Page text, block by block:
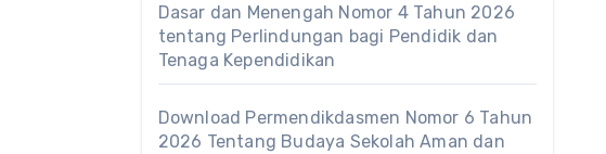
Dasar dan Menengah Nomor 4 Tahun 2026
tentang Perlindungan bagi Pendidik dan
Tenaga Kependidikan
Download Permendikdasmen Nomor 6 Tahun
2026 Tentang Budaya Sekolah Aman dan